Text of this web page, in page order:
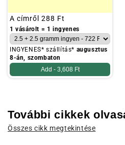
Szokásos
ár
A címről 288 Ft
1 vásárolt = 1 ingyenes
INGYENES* szállítás* augusztus
8-án, szombaton
Add - 3,608 Ft
További cikkek
Összes cikk megtekintése